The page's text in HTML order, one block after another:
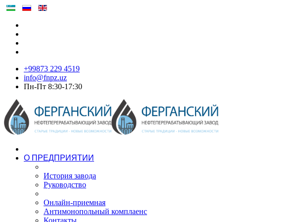
+99873 229 4519
info@fnpz.uz
Пн-Пт 8:30-17:30
О ПРЕДПРИЯТИИ
История завода
Руководство
Онлайн-приемная
Антимонопольный комплаенс
Контакты